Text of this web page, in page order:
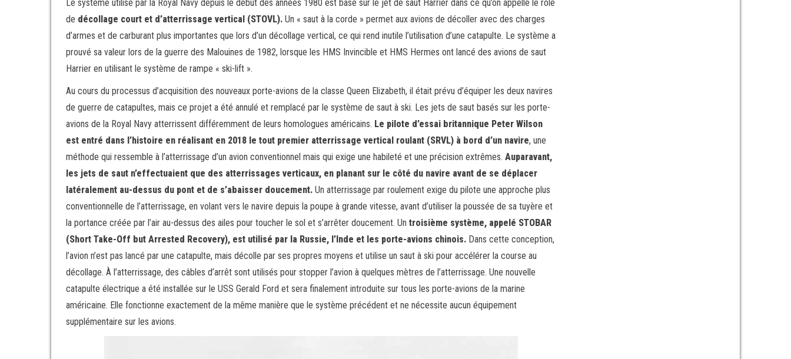
Le système utilisé par la Royal Navy depuis le début des années 1980 est basé sur le jet de saut Harrier dans ce qu’on appelle le rôle
de décollage court et d’atterrissage vertical (STOVL). Un « saut à la corde » permet aux avions de décoller avec des charges
d’armes et de carburant plus importantes que lors d’un décollage vertical, ce qui rend inutile l’utilisation d’une catapulte. Le système a
prouvé sa valeur lors de la guerre des Malouines de 1982, lorsque les HMS Invincible et HMS Hermes ont lancé des avions de saut
Harrier en utilisant le système de rampe « ski-lift ».
Au cours du processus d’acquisition des nouveaux porte-avions de la classe Queen Elizabeth, il était prévu d’équiper les deux navires
de guerre de catapultes, mais ce projet a été annulé et remplacé par le système de saut à ski. Les jets de saut basés sur les porte-
avions de la Royal Navy atterrissent différemment de leurs homologues américains. Le pilote d’essai britannique Peter Wilson
est entré dans l’histoire en réalisant en 2018 le tout premier atterrissage vertical roulant (SRVL) à bord d’un navire, une
méthode qui ressemble à l’atterrissage d’un avion conventionnel mais qui exige une habileté et une précision extrêmes. Auparavant,
les jets de saut n’effectuaient que des atterrissages verticaux, en planant sur le côté du navire avant de se déplacer
latéralement au-dessus du pont et de s’abaisser doucement. Un atterrissage par roulement exige du pilote une approche plus
conventionnelle de l’atterrissage, en volant vers le navire depuis la poupe à grande vitesse, avant d’utiliser la poussée de sa tuyère et
la portance créée par l’air au-dessus des ailes pour toucher le sol et s’arrêter doucement. Un troisième système, appelé STOBAR
(Short Take-Off but Arrested Recovery), est utilisé par la Russie, l’Inde et les porte-avions chinois. Dans cette conception,
l’avion n’est pas lancé par une catapulte, mais décolle par ses propres moyens et utilise un saut à ski pour accélérer la course au
décollage. À l’atterrissage, des câbles d’arrêt sont utilisés pour stopper l’avion à quelques mètres de l’atterrissage. Une nouvelle
catapulte électrique a été installée sur le USS Gerald Ford et sera finalement introduite sur tous les porte-avions de la marine
américaine. Elle fonctionne exactement de la même manière que le système précédent et ne nécessite aucun équipement
supplémentaire sur les avions.